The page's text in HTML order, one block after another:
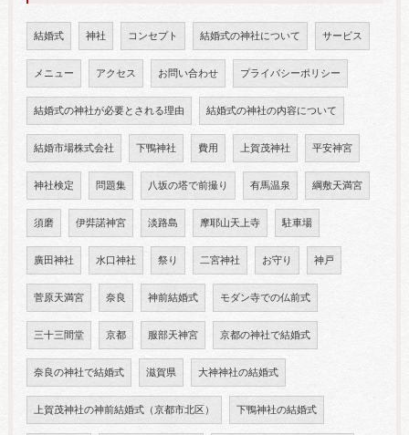
結婚式 神社 コンセプト 結婚式の神社について サービス
メニュー アクセス お問い合わせ プライバシーポリシー
結婚式の神社が必要とされる理由 結婚式の神社の内容について
結婚市場株式会社 下鴨神社 費用 上賀茂神社 平安神宮
神社検定 問題集 八坂の塔で前撮り 有馬温泉 綱敷天満宮
須磨 伊弉諾神宮 淡路島 摩耶山天上寺 駐車場
廣田神社 水口神社 祭り 二宮神社 お守り 神戸
菅原天満宮 奈良 神前結婚式 モダン寺での仏前式
三十三間堂 京都 服部天神宮 京都の神社で結婚式
奈良の神社で結婚式 滋賀県 大神神社の結婚式
上賀茂神社の神前結婚式（京都市北区） 下鴨神社の結婚式